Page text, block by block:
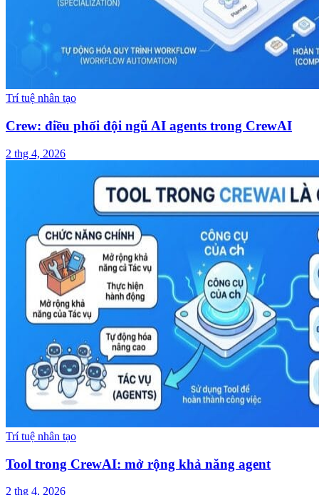
Trí tuệ nhân tạo
Crew: điều phối đội ngũ AI agents trong CrewAI
2 thg 4, 2026
Trí tuệ nhân tạo
Tool trong CrewAI: mở rộng khả năng agent
2 thg 4, 2026